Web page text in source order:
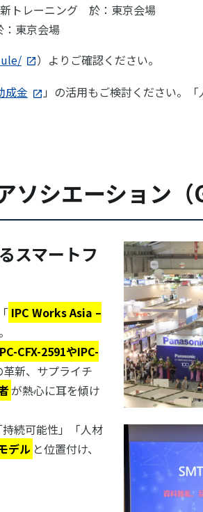
トレーニング 於：東京会場
東京会場
）よりご確認ください。
成金
」の活用もご検討ください。
ソシエーション
スマートフ
IPC Works Asia –
CFX-2591やIPC-
新、サプライチ
が熱心に耳を傾け
続可能性」「人材
デル と位置付け、